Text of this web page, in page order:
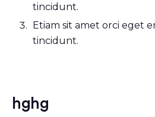
tincidunt.
Etiam sit amet orci eget
tincidunt.
hghg